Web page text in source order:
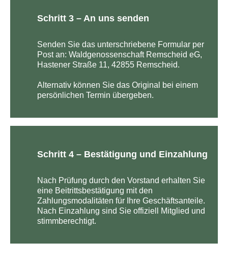
Schritt 3 – An uns senden
Senden Sie das unterschriebene Formular per
Post an: Waldgenossenschaft Remscheid eG,
Hastener Straße 11, 42855 Remscheid.
Alternativ können Sie das Original bei einem
persönlichen Termin übergeben.
Schritt 4 – Bestätigung und Einzahlung
Nach Prüfung durch den Vorstand erhalten Sie
eine Beitrittsbestätigung mit den
Zahlungsmodalitäten für Ihre Geschäftsanteile.
Nach Einzahlung sind Sie offiziell Mitglied und
stimmberechtigt.